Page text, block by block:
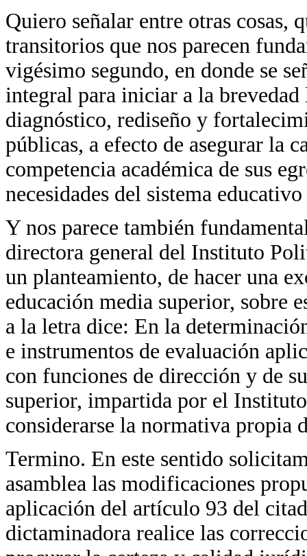
Quiero señalar entre otras cosas,
transitorios que nos parecen
vigésimo segundo, en donde se
integral para iniciar a la
diagnóstico, rediseño y
públicas, a efecto de asegurar la
competencia académica de sus
necesidades del sistema
Y nos parece también
directora general del Instituto
un planteamiento, de hacer una
educación media superior, sobre
a la letra dice: En la
e instrumentos de evaluación
con funciones de dirección y de
superior, impartida por el
considerarse la normativa propia
Termino. En este sentido
asamblea las modificaciones
aplicación del artículo 93 del
dictaminadora realice las